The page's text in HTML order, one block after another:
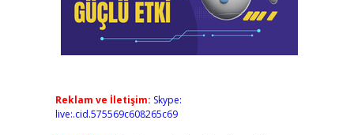
Reklam ve İletişim: Skype:
live:.cid.575569c608265c69